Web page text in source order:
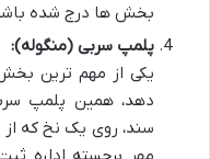
بخش ها درج شده
پلمپ سربی (منگوله):
یکی از مهم ترین
دهد، همین پلمپ
سند، روی یک نخ که از